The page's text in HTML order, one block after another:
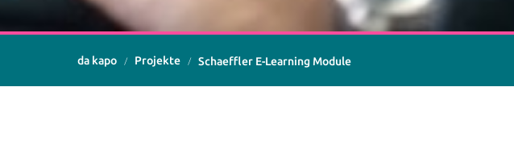
da kapo Projekte Schaeffler E-Learning Module